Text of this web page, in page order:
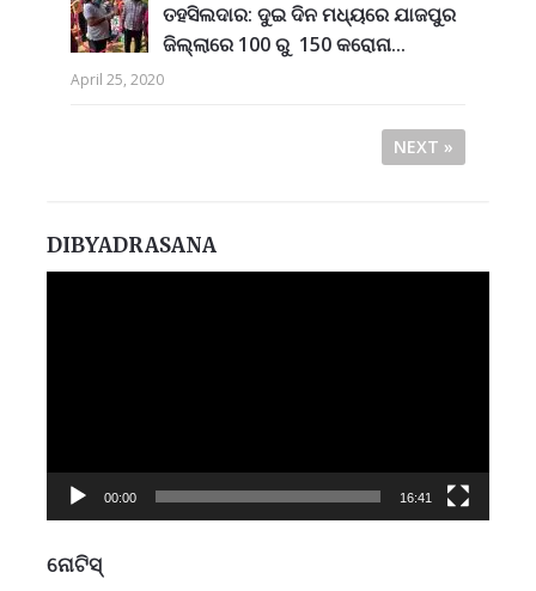
ତହସିଲଦାର: ଦୁଇ ଦିନ ମଧ୍ୟରେ ଯାଜପୁର
ଜିଲ୍ଲାରେ 100 ରୁ 150 କରୋନା...
April 25, 2020
NEXT »
DIBYADRASANA
00:00 16:41
ନୋଟିସ୍